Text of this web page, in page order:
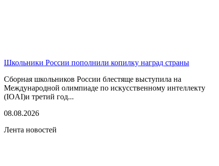
Школьники России пополнили копилку наград страны
Сборная школьников России блестяще выступила на
Международной олимпиаде по искусственному интеллекту
(IOAI)и третий год...
08.08.2026
Лента новостей